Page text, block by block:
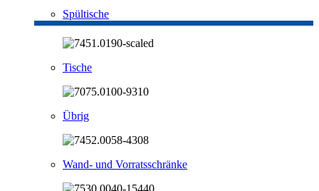
Spültische
Tische
Übrig
Wand- und Vorratsschränke